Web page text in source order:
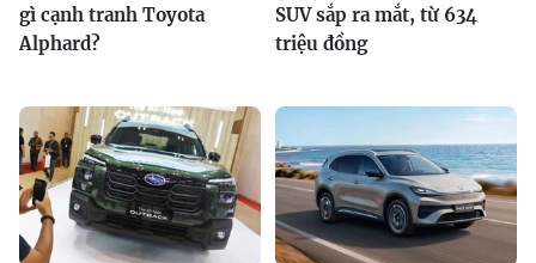
gì cạnh tranh Toyota
Alphard?
SUV sắp ra mắt, từ 634
triệu đồng